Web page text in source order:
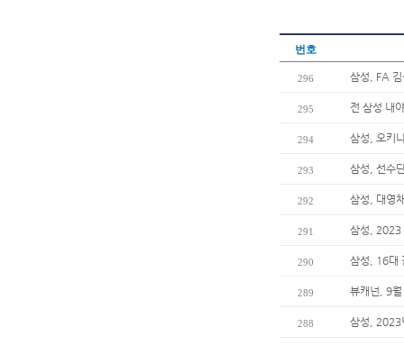
번호
296 삼성, FA 김
295 전 삼성 내
294 삼성, 오키
293 삼성, 선수
292 삼성, 대영
291 삼성, 2023
290 삼성, 16대
289 뷰캐넌, 9
288 삼성, 2023